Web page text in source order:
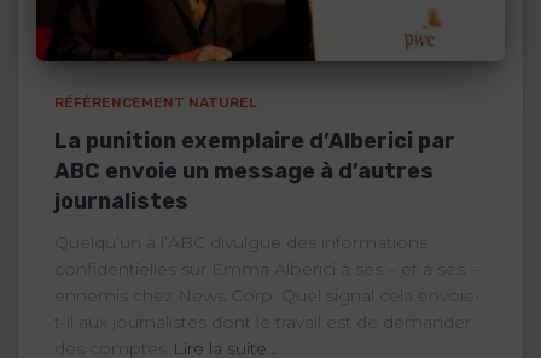
RÉFÉRENCEMENT NATUREL
La punition exemplaire d’Alberici par
ABC envoie un message à d’autres
journalistes
Quelqu’un à l’ABC divulgue des informations
confidentielles sur Emma Alberici à ses – et à ses –
ennemis chez News Corp. Quel signal cela envoie-
t-il aux journalistes dont le travail est de demander
des comptes
Lire la suite…